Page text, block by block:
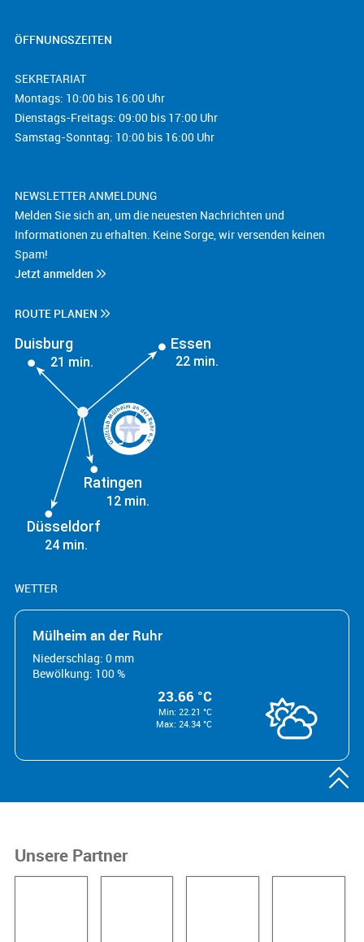
ÖFFNUNGSZEITEN
SEKRETARIAT
Montags: 10:00 bis 16:00 Uhr
Dienstags-Freitags: 09:00 bis 17:00 Uhr
Samstag-Sonntag: 10:00 bis 16:00 Uhr
NEWSLETTER ANMELDUNG
Melden Sie sich an, um die neuesten Nachrichten und
Informationen zu erhalten. Keine Sorge, wir versenden keinen
Spam!
Jetzt anmelden
ROUTE PLANEN
Ratingen
Düsseldorf
Essen
Duisburg
21 min. 22 min.
12 min.
24 min.
WETTER
Mülheim an der Ruhr
Niederschlag: 0 mm
Bewölkung: 100 %
23.66 °C
Min: 22.21 °C
Max: 24.34 °C

Unsere Partner